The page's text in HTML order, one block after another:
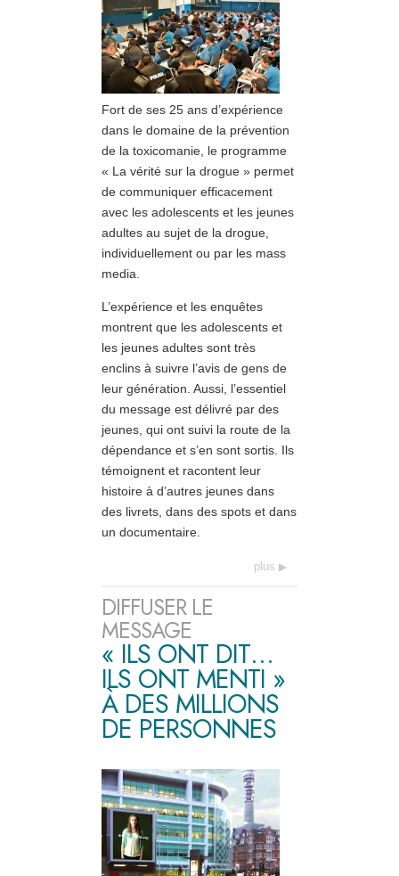
Fort de ses 25 ans d’expérience
dans le domaine de la prévention
de la toxicomanie, le programme
« La vérité sur la drogue » permet
de communiquer efficacement
avec les adolescents et les jeunes
adultes au sujet de la drogue,
individuellement ou par les mass
media.
L’expérience et les enquêtes
montrent que les adolescents et
les jeunes adultes sont très
enclins à suivre l’avis de gens de
leur génération. Aussi, l’essentiel
du message est délivré par des
jeunes, qui ont suivi la route de la
dépendance et s’en sont sortis. Ils
témoignent et racontent leur
histoire à d’autres jeunes dans
des livrets, dans des spots et dans
un documentaire.
plus
DIFFUSER LE
MESSAGE
« ILS ONT DIT…
ILS ONT MENTI »
À DES MILLIONS
DE PERSONNES